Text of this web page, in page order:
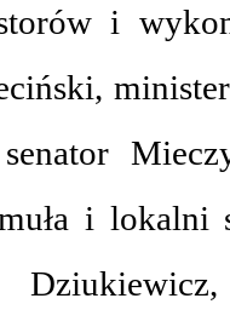
i
i lokalni